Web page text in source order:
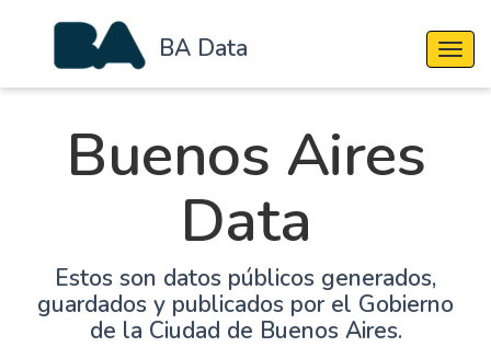
BA Data
Buenos Aires
Data
Estos son datos públicos generados,
guardados y publicados por el Gobierno
de la Ciudad de Buenos Aires.